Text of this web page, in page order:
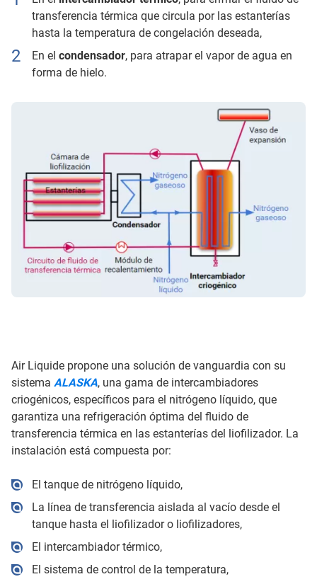
transferencia térmica que circula por las estanterías
hasta la temperatura de congelación deseada,
En el condensador, para atrapar el vapor de agua en
forma de hielo.
Air Liquide propone una solución de vanguardia con su
sistema ALASKA, una gama de intercambiadores
criogénicos, específicos para el nitrógeno líquido, que
garantiza una refrigeración óptima del fluido de
transferencia térmica en las estanterías del liofilizador. La
instalación está compuesta por:
El tanque de nitrógeno líquido,
La línea de transferencia aislada al vacío desde el
tanque hasta el liofilizador o liofilizadores,
El intercambiador térmico,
El sistema de control de la temperatura,